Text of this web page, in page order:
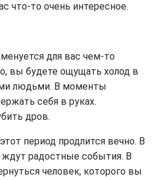
что-то очень интересное.
для вас чем-то
вы будете ощущать холод в
людьми. В моменты
себя в руках.
дров.
период продлится вечно. В
ждут радостные события. В
человек, которого вы